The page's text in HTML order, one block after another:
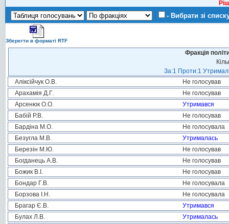
- Вибрати зі
Зберегти в форматі RTF
Фракція
За:1 Проти:1
Аліксійчук О.В.
Не голосував
Арахамія Д.Г.
Не голосував
Арсенюк О.О.
Утримався
Бабій Р.В.
Не голосував
Бардіна М.О.
Не голосувала
Безугла М.В.
Утрималась
Березін М.Ю.
Не голосував
Богданець А.В.
Не голосував
Божик В.І.
Не голосував
Бондар Г.В.
Не голосувала
Борзова І.Н.
Не голосувала
Брагар Є.В.
Утримався
Булах Л.В.
Утрималась